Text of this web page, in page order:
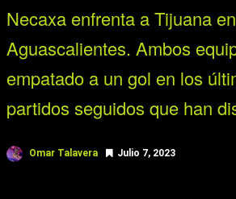
Necaxa enfrenta a Tijuana en
Aguascalientes. Ambos
empatado a un gol en los
partidos seguidos que han
Omar Talavera Julio 7, 2023